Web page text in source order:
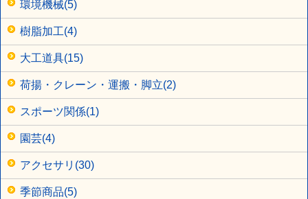
環境機械(5)
樹脂加工(4)
大工道具(15)
荷揚・クレーン・運搬・脚立(2)
スポーツ関係(1)
園芸(4)
アクセサリ(30)
季節商品(5)